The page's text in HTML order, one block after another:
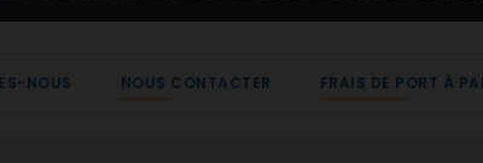
NOUS NOUS CONTACTER FRAIS DE PORT À